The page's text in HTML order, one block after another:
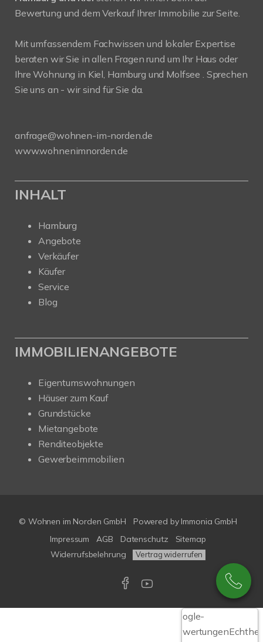
Bewertung und dem Verkauf Ihrer Immobilie zur Seite.
Mit umfassendem Fachwissen und lokaler Expertise
beraten wir Sie in allen Fragen rund um Ihr Haus oder
Ihre Wohnung in Kiel, Hamburg und Molfsee . Sprechen
Sie uns an - wir sind für Sie da.
anfrage@wohnen-im-norden.de
www.wohnenimnorden.de
INHALT
Hamburg
Angebote
Verkäufer
Käufer
Service
Blog
IMMOBILIENANGEBOTE
Eigentumswohnungen
Häuser zum Kauf
Grundstücke
Mietangebote
Renditeobjekte
Gewerbeimmobilien
© Wohnen im Norden GmbH Powered by Immonia GmbH
Impressum
AGB Datenschutz
Sitemap
Widerrufsbelehrung
Vertrag widerrufen
Google-
Bewertungen